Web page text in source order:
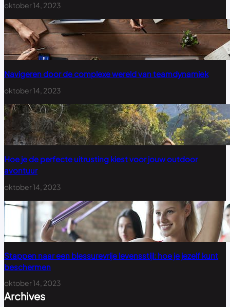
oktober 14, 2023
Navigeren door de complexe wereld van teamdynamiek
oktober 14, 2023
Hoe je de perfecte uitrusting kiest voor jouw outdoor
avontuur
oktober 14, 2023
Stappen naar een blessurevrije levensstijl: hoe je jezelf kunt
beschermen
oktober 14, 2023
Archives